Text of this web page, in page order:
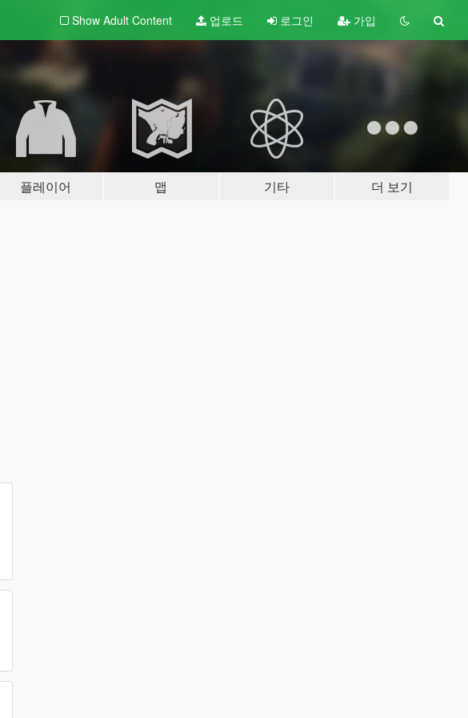
Show Adult Content 업로드 로그인 가입
플레이어 맵 기타 더 보기